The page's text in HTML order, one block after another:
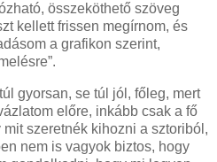
összeköthető szöveg
kellett frissen megírnom, és
a grafikon szerint,
gyorsan, se túl jól, főleg, mert
előre, inkább csak a fő
szeretnék kihozni a sztoriból,
nem is vagyok biztos, hogy